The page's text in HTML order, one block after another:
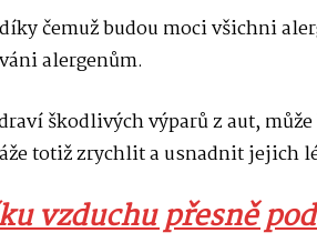
čemuž budou moci všichni
alergenům.
škodlivých výparů z aut,
totiž zrychlit a usnadnit jejich
vzduchu přesně